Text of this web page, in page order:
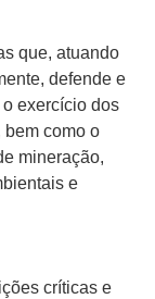
que, atuando
defende e
exercício dos
como o
mineração,
e
críticas e